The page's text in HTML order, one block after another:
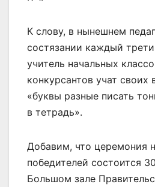
К слову, в нынешнем
состязании каждый
учитель начальных
конкурсантов учат своих
«буквы разные писать
в тетрадь».
Добавим, что церемония
победителей состоится
Большом зале